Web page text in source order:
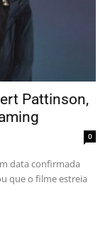
Pattinson,
0
data confirmada
que o filme estreia